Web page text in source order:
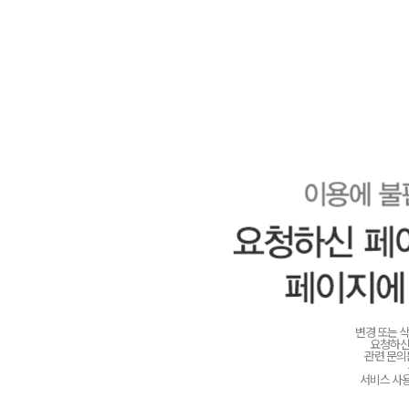
변경 또는
요청하
관련 문
서비스 사